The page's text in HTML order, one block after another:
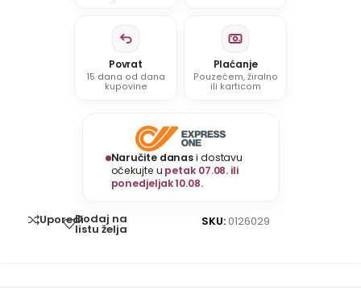
Povrat
15 dana od dana
kupovine
Plaćanje
Pouzećem, žiralno
ili karticom
Naručite danasi dostavu
očekujte u petak 07.08. ili
ponedjeljak 10.08.
UporediDodaj na
listu želja
SKU: 0126029